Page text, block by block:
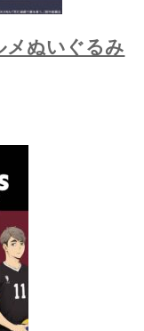
メぬいぐるみ